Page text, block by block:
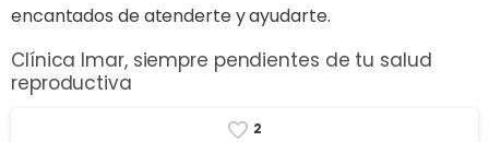
encantados de atenderte y ayudarte.
Clínica Imar, siempre pendientes de tu salud
reproductiva
2